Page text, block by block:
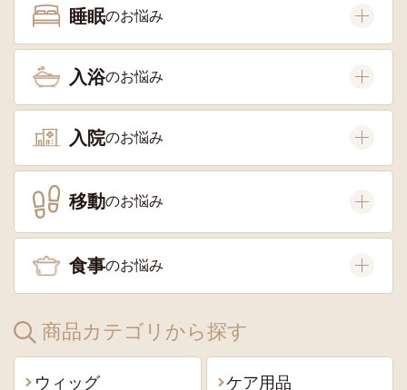
睡眠
入浴
入院
移動
食事
商品カテゴリから探す
ウィッグ ケア用品